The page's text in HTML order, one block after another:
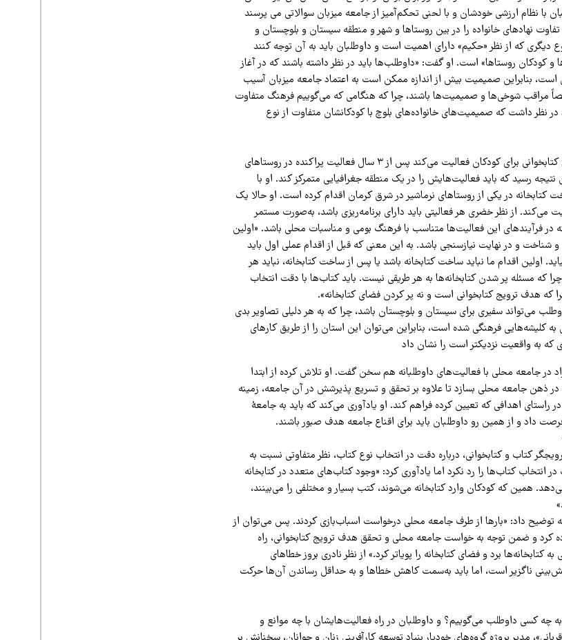
با نظام ارزشی خودشان و با لحنی تحکم‌آمیز از جامعه میزبان سوالاتی می پرسند
نهاد‌های خانواده را در بین روستاها و شهر و منطقه سیستان و بلوچستان و
دیگری که از نظر «حکیم» دارای اهمیت است و داوطلبان باید به آن توجه کنند
کودکان روستاها» است. او گفت: «داوطلب‌ها باید در نظر داشته باشند که در آغاز
است، بنابراین صمیمیت بیش از اندازه ممکن است به اعتماد جامعه میزبان آسیب
مراقب شوخی‌ها و صمیمیت‌ها باشند، چرا که هنگامی که می‌گوییم فرهنگ متفاوت
در نظر داشت که صمیمیت‌های خانواده‌های بلوچ با کودکانشان متفاوت از نوع
«نسرین خضری» که در زمینه ترویج کتابخوانی برای کودکان فعالیت می‌کند پس از ۳ سال فعالیت پراکنده در روستاهای
رسید که‌ باید فعالیت‌هایش را در یک منطقه جغرافیایی متمرکز کند. او با
کتابخانه در یکی از روستاهای نرماشیر در شرق کرمان اقدام کرده است. او حالا یک
از نظر خضری هر فعالیتی باید دارای برنامه‌ریزی باشد، به‌صورت مستمر
فرآیندهای این فعالیت‌ها متناسب با فرهنگ بومی و مناسبات محلی باشد. «‌اولین
و شناخت و در نهایت نیازسنجی باشد. به این معنی که قبل از اقدام عملی اول باید
اولین اقدام ما نباید ساخت کتابخانه باشد یا پس از ساخت کتابخانه، نباید هر
که مسئله پر شدن کتابخانه‌ها به هر طریقی نیست. باید کتاب‌ها با دقت انتخاب
که هدف ترویج کتابخوانی است و نه پر کردن فضای کتابخانه».
می‌تواند سفیری برای سیستان و بلوچستان باشد، چرا که به هر دلیلی تصاویر بدی
به کلیشه‌هایی فرهنگی شده است، بنابراین می‌توان این استان را از طریق کارهای
که به واقعیت نزدیکتر است را نشان داد
در جامعه محلی با فعالیت‌های داوطلبانه هم سخن گفت. او تلاش کرده از ابتدا
ذهن جامعه‌ محلی بسازد تا علاوه بر تحقق و تسریع پذیرشش در آن جامعه، زمینه
راستای اهدافی که تعیین کرده فراهم کند. او یادآوری می‌کند که باید به جامعۀ
داد و از همین رو داوطلبان باید برای اقناع جامعه هدف صبور باشند.
کتاب و کتابخوانی، درباره دقت در انتخاب نوع کتاب، نظر متفاوتی نسبت به
کتاب‌ها را رد نکرد اما یادآوری کرد: «وجود کتاب‌های متعدد در کتابخانه
همین که کودکان وارد کتابخانه می‌شوند، کتب بسیار و مختلفی را می‌بینند،
توضیح داد: «بارها از طرف جامعه محلی درخواست اسباب‌بازی کردند. پس می‌توان از
کرد و ضمن توجه به خواست جامعه محلی و تحقق هدف ترویج کتابخوانی، راه
کتابخانه‌ها برد و فضای کتابخانه را پویاتر کرد.» از نظر نادری بروز خطاهای
پیش‌بینی ناگزیر است، اما باید به‌سمت کاهش خطاها و به حداقل رساندن آن‌ها حرکت
کسی داوطلب می‌گوییم؟ و داوطلبان در راه فعالیت‌هایشان با چه موانع و